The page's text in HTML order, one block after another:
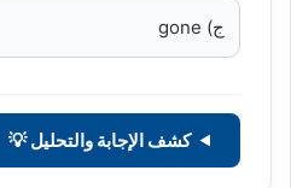
ج) gone
كشف الإجابة والتحليل 💡